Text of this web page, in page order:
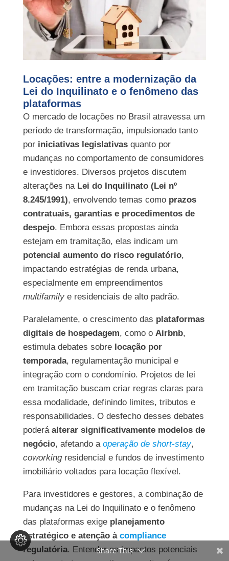
Locações: entre a modernização da
Lei do Inquilinato e o fenômeno das
plataformas
O mercado de locações no Brasil atravessa um
período de transformação, impulsionado tanto
por iniciativas legislativasquanto por
mudanças no comportamento de consumidores
e investidores. Diversos projetos discutem
alterações na Lei do Inquilinato (Lei nº
8.245/1991), envolvendo temas como prazos
contratuais, garantias e procedimentos de
despejo. Embora essas propostas ainda
estejam em tramitação, elas indicam um
potencial aumento do risco regulatório,
impactando estratégias de renda urbana,
especialmente em empreendimentos
multifamilye residenciais de alto padrão.
Paralelamente, o crescimento das plataformas
digitais de hospedagem, como o Airbnb,
estimula debates sobre locação por
temporada, regulamentação municipal e
integração com o condomínio. Projetos de lei
em tramitação buscam criar regras claras para
essa modalidade, definindo limites, tributos e
responsabilidades. O desfecho desses debates
poderá alterar significativamente modelos de
negócio, afetando a operação de short-stay,
coworkingresidencial e fundos de investimento
imobiliário voltados para locação flexível.
Para investidores e gestores, a combinação de
mudanças na Lei do Inquilinato e o fenômeno
das plataformas exige planejamento
estratégico e atenção à compliance
regulatória. Entender os impactos potenciais
Share This